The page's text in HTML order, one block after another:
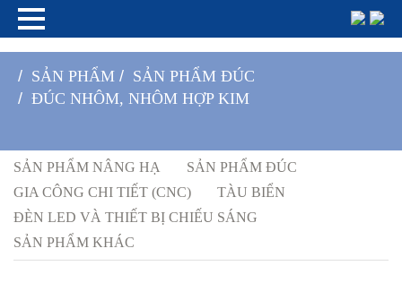
/ SẢN PHẨM / SẢN PHẨM ĐÚC
/ ĐÚC NHÔM, NHÔM HỢP KIM
SẢN PHẨM NÂNG HẠ
SẢN PHẨM ĐÚC
GIA CÔNG CHI TIẾT (CNC)
TÀU BIỂN
ĐÈN LED VÀ THIẾT BỊ CHIẾU SÁNG
SẢN PHẨM KHÁC